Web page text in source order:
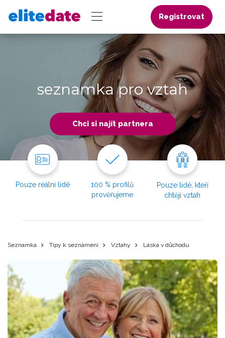
Registrovat
seznamka pro vztah
Chci si najít partnera
Pouze reální lidé
100 % profilů
prověřujeme
Pouze lidé, kteří
chtějí vztah
Seznamka Tipy k seznámení Vztahy Láska v důchodu